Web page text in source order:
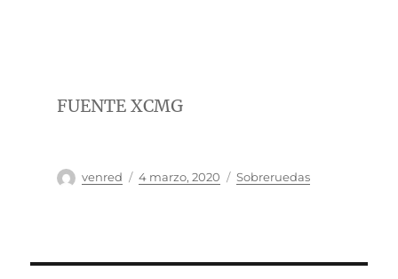
FUENTE XCMG
Autor
venred
Publicado
4 marzo, 2020 Categorías
Sobreruedas